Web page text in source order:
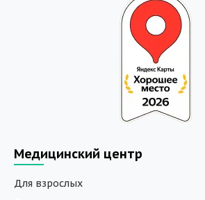
Медицинский центр
Для взрослых